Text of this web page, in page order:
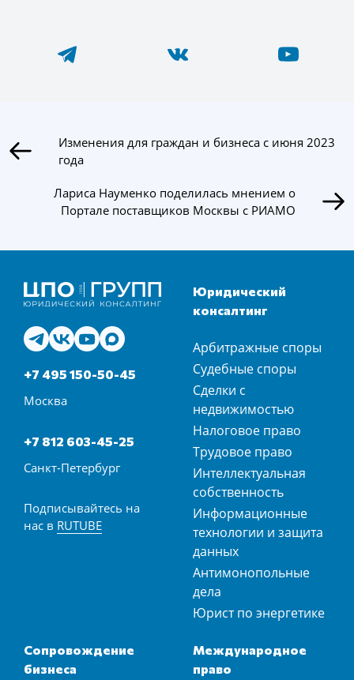
Изменения для граждан и бизнеса с июня 2023
года
Лариса Науменко поделилась мнением о
Портале поставщиков Москвы с РИАМО
+7 495 150-50-45
Москва
+7 812 603-45-25
Санкт-Петербург
Подписывайтесь на
нас в RUTUBE
Юридический
консалтинг
Арбитражные споры
Судебные споры
Сделки с
недвижимостью
Налоговое право
Трудовое право
Интеллектуальная
собственность
Информационные
технологии и защита
данных
Антимонопольные
дела
Юрист по энергетике
Сопровождение
бизнеса
Международное
право